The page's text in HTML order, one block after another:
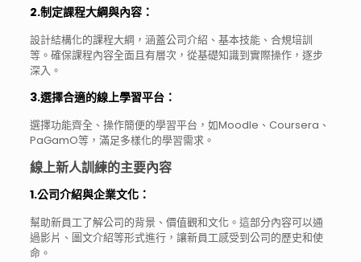
2.制定課程大綱與內容：
設計結構化的課程大綱，涵蓋公司介紹、基本技能、合規培訓
等。確保課程內容全面且有層次，從基礎知識到實際操作，逐步
深入。
3.選擇合適的線上學習平台：
選擇功能齊全、操作簡便的學習平台，如Moodle、Coursera、
PaGamO等，滿足多樣化的學習需求。
線上新人訓練的主要內容
1.公司介紹與企業文化：
幫助新員工了解公司的背景、價值觀和文化。這部分內容可以通
過影片、圖文介紹等形式進行，讓新員工感受到公司的歷史和使
命。